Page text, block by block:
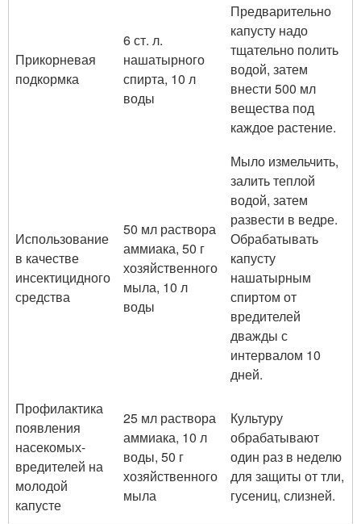
Прикорневая
подкормка
6 ст. л.
нашатырного
спирта, 10 л
воды
Предварительно
капусту надо
тщательно полить
водой, затем
внести 500 мл
вещества под
каждое растение.
Использование
в качестве
инсектицидного
средства
50 мл раствора
аммиака, 50 г
хозяйственного
мыла, 10 л
воды
Мыло измельчить,
залить теплой
водой, затем
развести в ведре.
Обрабатывать
капусту
нашатырным
спиртом от
вредителей
дважды с
интервалом 10
дней.
Профилактика
появления
насекомых-
вредителей на
молодой
капусте
25 мл раствора
аммиака, 10 л
воды, 50 г
хозяйственного
мыла
Культуру
обрабатывают
один раз в неделю
для защиты от тли,
гусениц, слизней.